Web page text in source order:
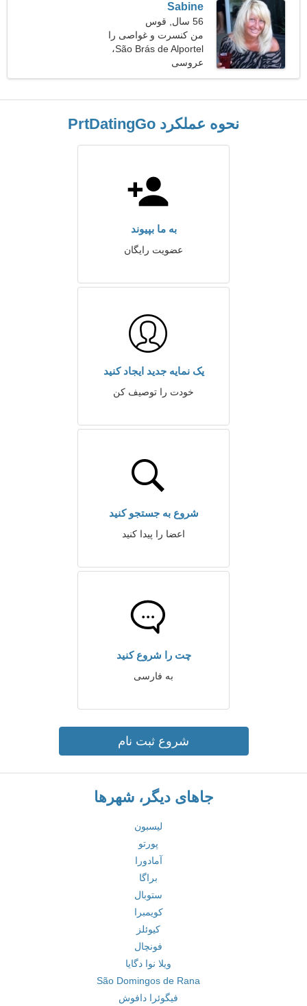
Sabine
56 سال, قوس
من کنسرت و غواصی را
ترجیح می دهم
São Brás de Alportel،
پرتغال
عروسی
نحوه عملکرد PrtDatingGo
به ما بپیوند
عضویت رایگان
یک نمایه جدید ایجاد کنید
خودت را توصیف کن
شروع به جستجو کنید
اعضا را پیدا کنید
چت را شروع کنید
به فارسی
شروع ثبت نام
جاهای دیگر، شهرها
لیسبون
پورتو
آمادورا
براگا
ستوبال
کویمبرا
کیوئلز
فونچال
ویلا نوا دگایا
São Domingos de Rana
فیگوئرا دافوش